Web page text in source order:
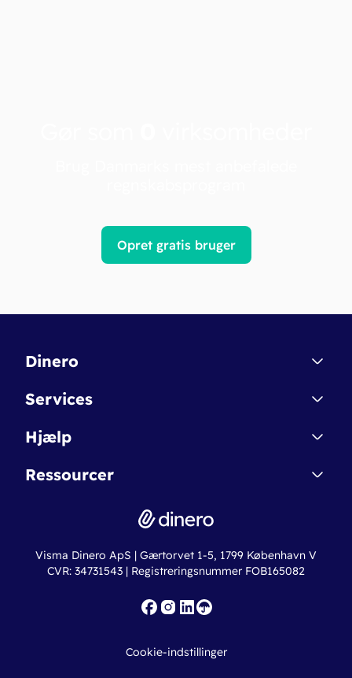
Opret gratis bruger
Dinero
Kontakt
Betingelser & Sikkerhed
Nye funktioner
Services
Dinero Starter
Dinero Pro
Erhvervslån
Fakturaskabeloner
Hjælp
Regnskabsordbogen
Online regnskabskurser
Ressourcer
Ny virksomhed
Iværksætterlegat
Visma Dinero ApS | Gærtorvet 1-5, 1799 København V
CVR: 34731543 | Registreringsnummer FOB165082
Cookie-indstillinger